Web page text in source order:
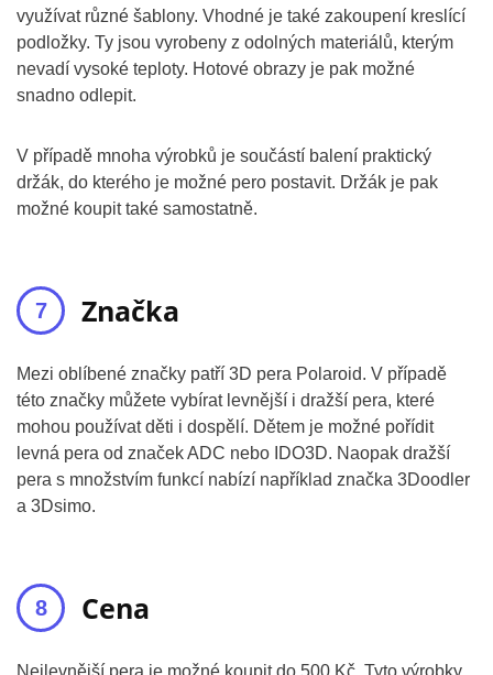
využívat různé šablony. Vhodné je také zakoupení kreslící
podložky. Ty jsou vyrobeny z odolných materiálů, kterým
nevadí vysoké teploty. Hotové obrazy je pak možné
snadno odlepit.
V případě mnoha výrobků je součástí balení praktický
držák, do kterého je možné pero postavit. Držák je pak
možné koupit také samostatně.
Značka
Mezi oblíbené značky patří 3D pera Polaroid. V případě
této značky můžete vybírat levnější i dražší pera, které
mohou používat děti i dospělí. Dětem je možné pořídit
levná pera od značek ADC nebo IDO3D. Naopak dražší
pera s množstvím funkcí nabízí například značka 3Doodler
a 3Dsimo.
Cena
Nejlevnější pera je možné koupit do 500 Kč. Tyto výrobky